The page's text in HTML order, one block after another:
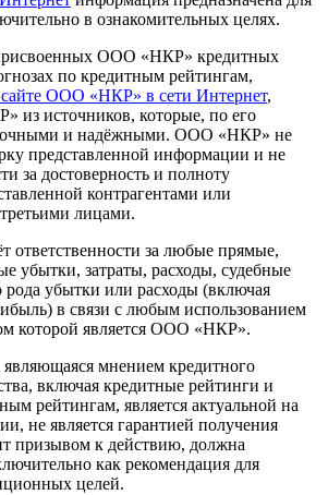
в ознакомительных целях.
ООО «НКР» кредитных
по кредитным рейтингам,
ООО «НКР» в сети Интернет,
из источников, которые, по его
и надёжными. ООО «НКР» не
представленной информации и не
за достоверность и полноту
контрагентами или
лицами.
за любые прямые,
убытки, затраты, расходы, судебные
убытки или расходы (включая
в связи с любым использованием
которой является ООО «НКР».
мнением кредитного
включая кредитные рейтинги и
рейтингам, является актуальной на
не является гарантией получения
призывом к действию, должна
как рекомендация для
целей.